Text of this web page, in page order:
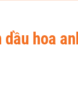
dầu hoa